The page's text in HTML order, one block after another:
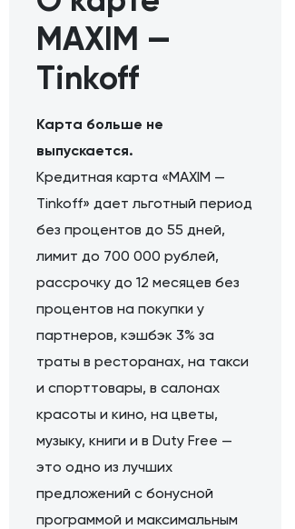
MAXIM —
Tinkoff
Карта больше не
выпускается.
Кредитная карта «MAXIM —
Tinkoff» дает льготный период
без процентов до 55 дней,
лимит до 700 000 рублей,
рассрочку до 12 месяцев без
процентов на покупки у
партнеров, кэшбэк 3% за
траты в ресторанах, на такси
и спорттовары, в салонах
красоты и кино, на цветы,
музыку, книги и в Duty Free —
это одно из лучших
предложений с бонусной
программой и максимальным